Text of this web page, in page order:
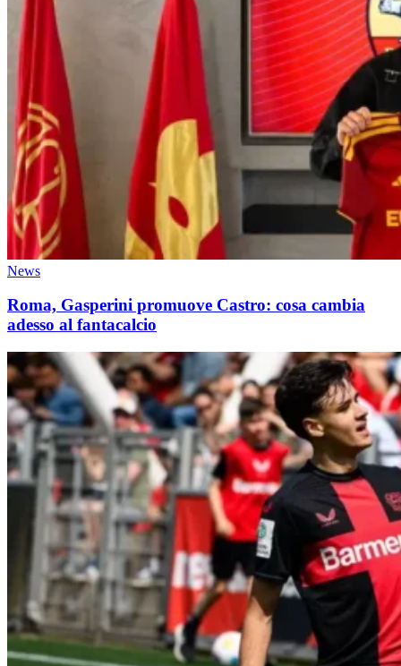
News
Roma, Gasperini promuove Castro: cosa cambia
adesso al fantacalcio